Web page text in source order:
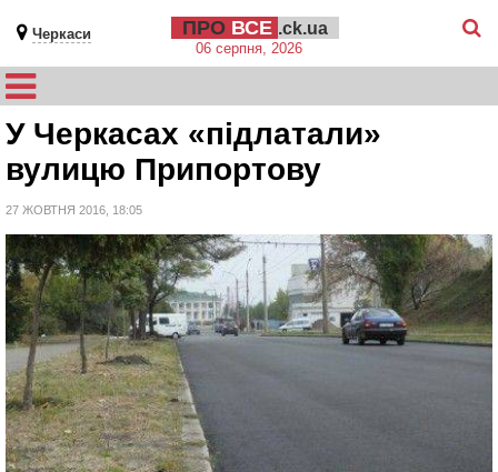
Черкаси ПРО ВСЕ .ck.ua
06 серпня, 2026
У Черкасах «підлатали»
вулицю Припортову
27 ЖОВТНЯ 2016, 18:05